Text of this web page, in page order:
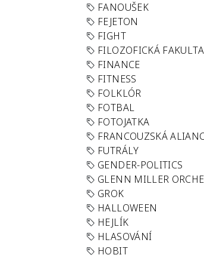
FANOUŠEK
FEJETON
FIGHT
FILOZOFICKÁ FAKULTA
FINANCE
FITNESS
FOLKLÓR
FOTBAL
FOTOJATKA
FRANCOUZSKÁ
FUTRÁLY
GENDER-POLITICS
GLENN MILLER
GROK
HALLOWEEN
HEJLÍK
HLASOVÁNÍ
HOBIT